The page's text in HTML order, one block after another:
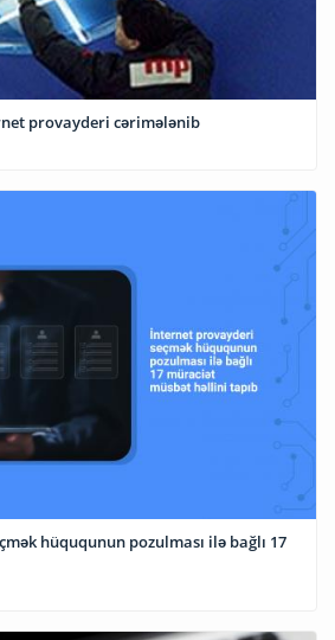
provayderi cərimələnib
hüququnun pozulması ilə bağlı 17